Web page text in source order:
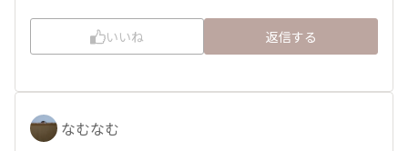
いいね 返信する
なむなむ